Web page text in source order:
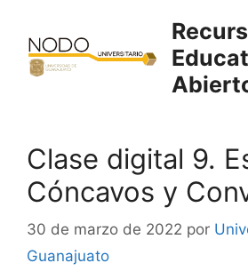
contenido
Clase digital 9.
Cóncavos y
30 de marzo de 2022 por
Guanajuato